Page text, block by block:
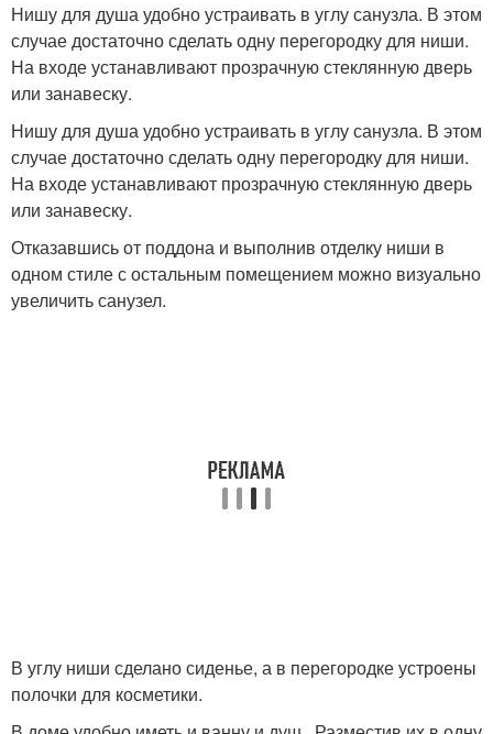
Нишу для душа удобно устраивать в углу санузла. В этом
случае достаточно сделать одну перегородку для ниши.
На входе устанавливают прозрачную стеклянную дверь
или занавеску.
Нишу для душа удобно устраивать в углу санузла. В этом
случае достаточно сделать одну перегородку для ниши.
На входе устанавливают прозрачную стеклянную дверь
или занавеску.
Отказавшись от поддона и выполнив отделку ниши в
одном стиле с остальным помещением можно визуально
увеличить санузел.
В углу ниши сделано сиденье, а в перегородке устроены
полочки для косметики.